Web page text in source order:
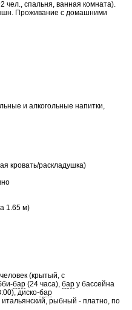
чел., спальня, ванная комната).
Проживание с домашними
и алкогольные напитки,
кровать/раскладушка)
1.65 м)
(крытый, с
бар (24 часа), бар у бассейна
диско-бар
рыбный - платно, по